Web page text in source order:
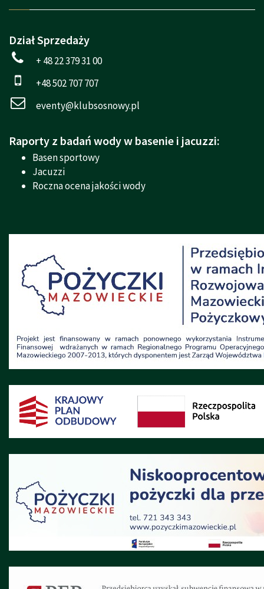
Dział Sprzedaży
+ 48 22 379 31 00
+48 502 707 707
eventy@klubsosnowy.pl
Raporty z badań wody w basenie i jacuzzi:
Basen sportowy
Jacuzzi
Roczna ocena jakości wody